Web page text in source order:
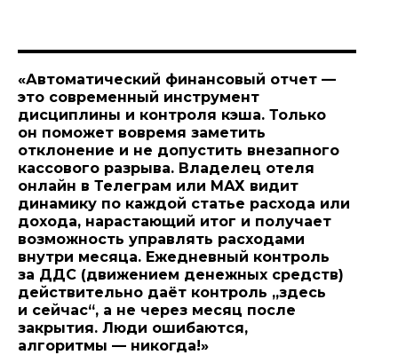
«Автоматический финансовый отчет —
это современный инструмент
дисциплины и контроля кэша. Только
он поможет вовремя заметить
отклонение и не допустить внезапного
кассового разрыва. Владелец отеля
онлайн в Телеграм или МАХ видит
динамику по каждой статье расхода или
дохода, нарастающий итог и получает
возможность управлять расходами
внутри месяца. Ежедневный контроль
за ДДС (движением денежных средств)
действительно даёт контроль „здесь
и сейчас“, а не через месяц после
закрытия. Люди ошибаются,
алгоритмы — никогда!»